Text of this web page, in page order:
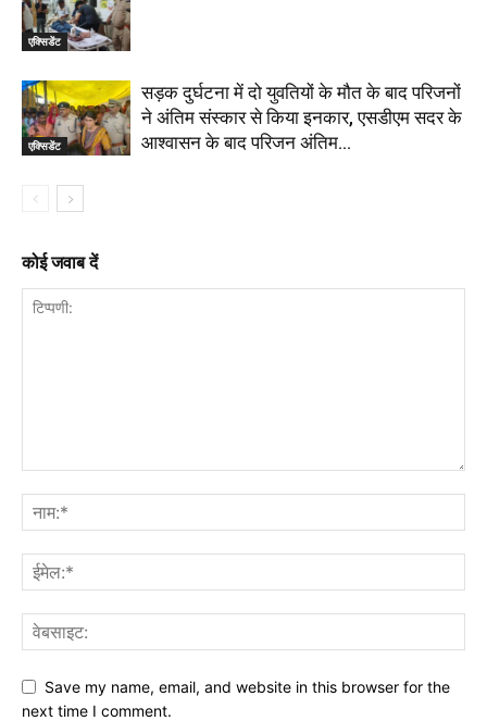
एक्सिडेंट
एक्सिडेंट
सड़क दुर्घटना में दो युवतियों के मौत के बाद परिजनों
ने अंतिम संस्कार से किया इनकार, एसडीएम सदर के
आश्वासन के बाद परिजन अंतिम...
कोई जवाब दें
Save my name, email, and website in this browser for the
next time I comment.